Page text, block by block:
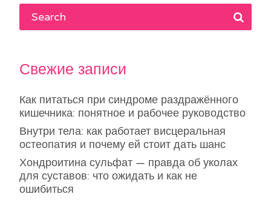
Свежие записи
Как питаться при синдроме раздражённого
кишечника: понятное и рабочее руководство
Внутри тела: как работает висцеральная
остеопатия и почему ей стоит дать шанс
Хондроитина сульфат — правда об уколах
для суставов: что ожидать и как не
ошибиться